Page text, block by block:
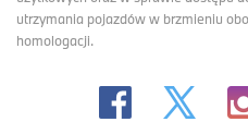
utrzymania pojazdów w brzmieniu
homologacji.